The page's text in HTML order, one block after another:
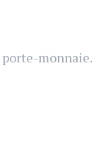
porte-monnaie.